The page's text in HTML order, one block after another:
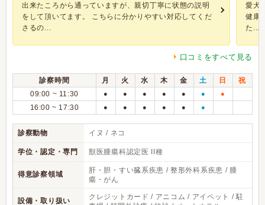
出来たころから通っていますが、親切丁寧に状態の説明
をして頂いてます。 こちらに分かりやすい対応してくだ
さるの...
愛犬
健康
た...
口コミをすべて見る
診察時間 月 火 水 木 金 土 日
祝
09:00 ~ 11:30
● ● ● ● ● ● ●
16:00 ~ 17:30 ● ● ● ● ● ●
診察動物 イヌ / ネコ
学位・認定・専門 獣医腫瘍科認定医 II種
得意診察領域
肝・胆・すい臓系疾患 / 整形外科系疾患 / 腫
瘍・がん
設備・取り扱い
クレジットカード / アニコム / アイペット / 駐